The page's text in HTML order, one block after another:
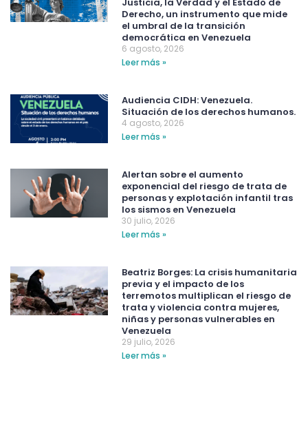
Derecho, un instrumento que mide
el umbral de la transición
democrática en Venezuela
6 agosto, 2026
Leer más »
Audiencia CIDH: Venezuela.
Situación de los derechos humanos.
4 agosto, 2026
Leer más »
Alertan sobre el aumento
exponencial del riesgo de trata de
personas y explotación infantil tras
los sismos en Venezuela
30 julio, 2026
Leer más »
Beatriz Borges: La crisis humanitaria
previa y el impacto de los
terremotos multiplican el riesgo de
trata y violencia contra mujeres,
niñas y personas vulnerables en
Venezuela
29 julio, 2026
Leer más »